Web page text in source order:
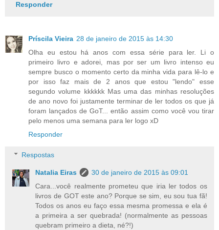
Responder
Príscila Vieira 28 de janeiro de 2015 às 14:30
Olha eu estou há anos com essa série para ler. Li o
primeiro livro e adorei, mas por ser um livro intenso eu
sempre busco o momento certo da minha vida para lê-lo e
por isso faz mais de 2 anos que estou "lendo" esse
segundo volume kkkkkk Mas uma das minhas resoluções
de ano novo foi justamente terminar de ler todos os que já
foram lançados de GoT... então assim como você vou tirar
pelo menos uma semana para ler logo xD
Responder
Respostas
Natalia Eiras
30 de janeiro de 2015 às 09:01
Cara...você realmente prometeu que iria ler todos os
livros de GOT este ano? Porque se sim, eu sou tua fã!
Todos os anos eu faço essa mesma promessa e ela é
a primeira a ser quebrada! (normalmente as pessoas
quebram primeiro a dieta, né?!)